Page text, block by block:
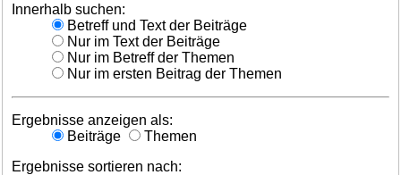
Innerhalb suchen:
Betreff und Text der Beiträge
Nur im Text der Beiträge
Nur im Betreff der Themen
Nur im ersten Beitrag der Themen
Ergebnisse anzeigen als:
Beiträge
Themen
Ergebnisse sortieren nach: